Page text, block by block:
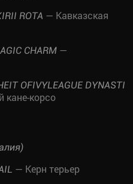
ROTA — Кавказская
CHARM —
OFIVYLEAGUE DYNASTI
кане-корсо
— Керн терьер